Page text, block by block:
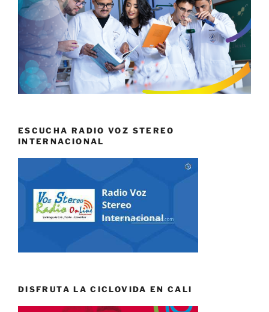
ESCUCHA RADIO VOZ STEREO
INTERNACIONAL
DISFRUTA LA CICLOVIDA EN CALI